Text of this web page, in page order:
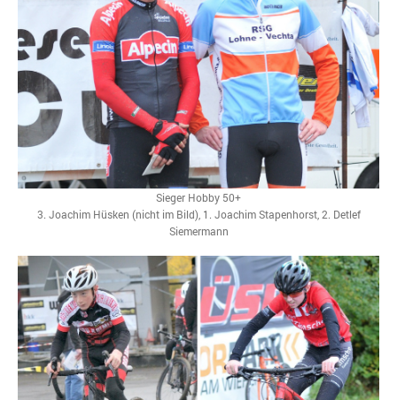
Sieger Hobby 50+
3. Joachim Hüsken (nicht im Bild), 1. Joachim Stapenhorst, 2. Detlef
Siemermann